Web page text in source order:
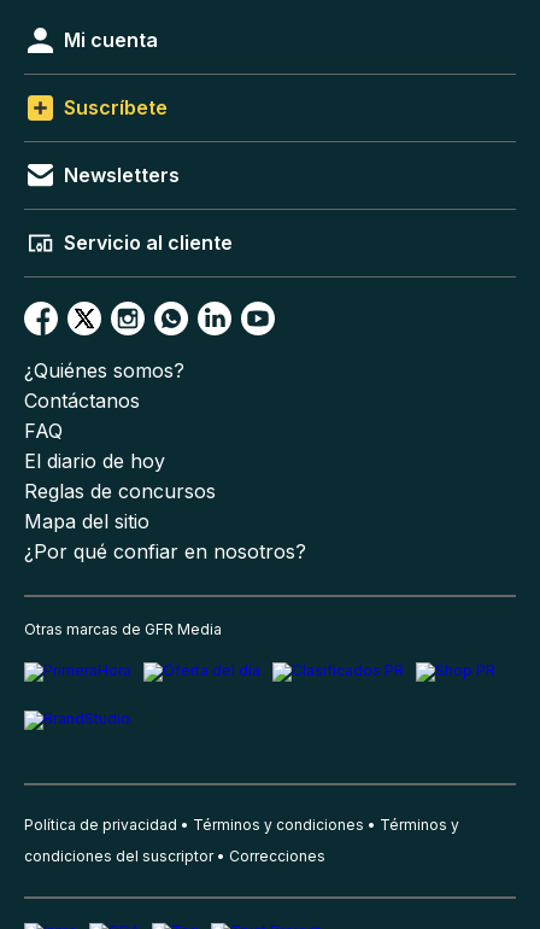
Mi cuenta
Suscríbete
Newsletters
Servicio al cliente
¿Quiénes somos?
Contáctanos
FAQ
El diario de hoy
Reglas de concursos
Mapa del sitio
¿Por qué confiar en nosotros?
Otras marcas de GFR Media
Política de privacidad Términos y condiciones
Términos y
condiciones del suscriptor
Correcciones